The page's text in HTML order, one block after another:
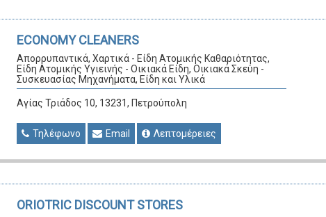
ECONOMY CLEANERS
Απορρυπαντικά, Χαρτικά - Είδη Ατομικής Καθαριότητας,
Είδη Ατομικής Υγιεινής - Οικιακά Είδη, Οικιακά Σκεύη -
Συσκευασίας Μηχανήματα, Είδη και Υλικά
Αγίας Τριάδος 10, 13231, Πετρούπολη
Τηλέφωνο Email Λεπτομέρειες
ORIOTRIC DISCOUNT STORES